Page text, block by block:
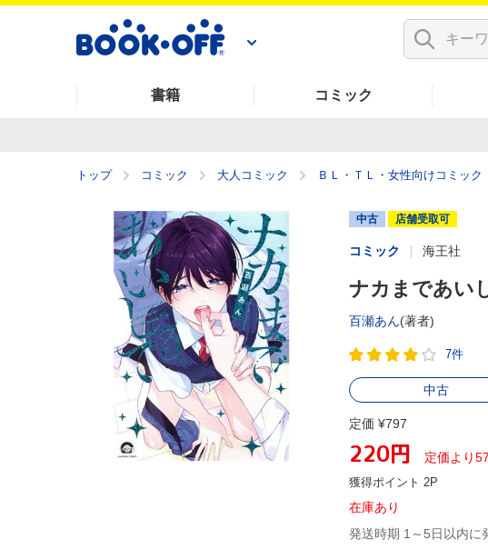
書籍 コミック
トップ コミック 大人コミック ＢＬ・ＴＬ・女性向けコミック
中古 店舗受取可
コミック 海王社
ナカまであい
百瀬あん(著者)
7件
中古
定価 ¥797
220円 定価より
獲得ポイント 2P
在庫あり
発送時期 1～5日以内に